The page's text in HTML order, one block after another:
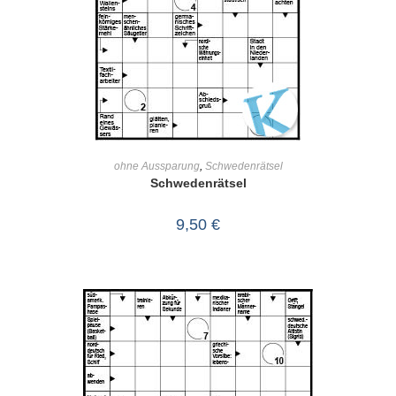
ohne Aussparung, Schwedenrätsel
Schwedenrätsel
9,50 €